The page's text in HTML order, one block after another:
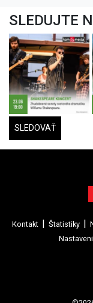
SLEDUJTE
SLEDOVAŤ
Kontakt Štatistiky